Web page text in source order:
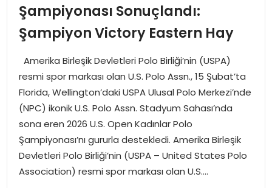
SPOR
MAGAZIN
SPOR
EĞITIM
OTOMOBIL
TEKNOLOJI
Şampiyonası Sonuçlandı:
Şampiyon Victory Eastern Hay
Amerika Birleşik Devletleri Polo Birliği’nin (USPA)
resmi spor markası olan U.S. Polo Assn., 15 Şubat’ta
Florida, Wellington’daki USPA Ulusal Polo Merkezi’nde
(NPC) ikonik U.S. Polo Assn. Stadyum Sahası’nda
sona eren 2026 U.S. Open Kadınlar Polo
Şampiyonası’nı gururla destekledi. Amerika Birleşik
Devletleri Polo Birliği’nin (USPA – United States Polo
Association) resmi spor markası olan U.S….